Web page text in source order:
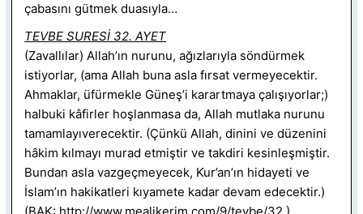
çabasını gütmek duasıyla…
TEVBE SURESİ 32. AYET
(Zavallılar) Allah’ın nurunu, ağızlarıyla söndürmek
istiyorlar, (ama Allah buna asla fırsat vermeyecektir.
Ahmaklar, üfürmekle Güneş’i karartmaya çalışıyorlar;)
halbuki kâfirler hoşlanmasa da, Allah mutlaka nurunu
tamamlayıverecektir. (Çünkü Allah, dinini ve düzenini
hâkim kılmayı murad etmiştir ve takdiri kesinleşmiştir.
Bundan asla vazgeçmeyecek, Kur’an’ın hidayeti ve
İslam’ın hakikatleri kıyamete kadar devam edecektir.)